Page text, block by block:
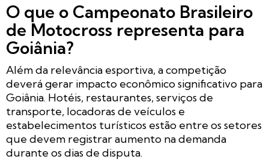
O que o Campeonato Brasileiro
de Motocross representa para
Goiânia?
Além da relevância esportiva, a competição
deverá gerar impacto econômico significativo para
Goiânia. Hotéis, restaurantes, serviços de
transporte, locadoras de veículos e
estabelecimentos turísticos estão entre os setores
que devem registrar aumento na demanda
durante os dias de disputa.